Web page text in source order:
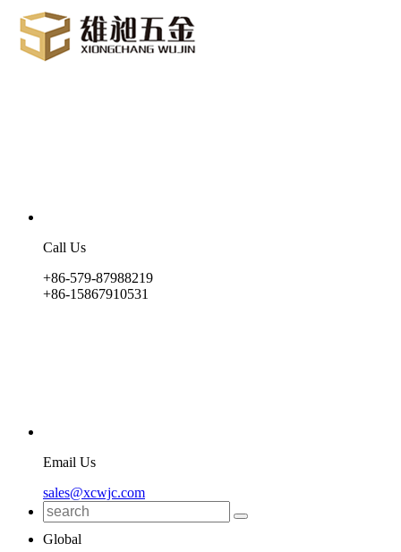
Call Us
+86-579-87988219
+86-15867910531
Email Us
sales@xcwjc.com
Global